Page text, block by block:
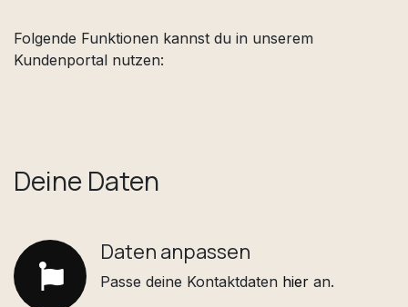
Folgende Funktionen kannst du in unserem
Kundenportal nutzen:
Deine Daten
Daten anpassen
Passe deine Kontaktdaten hier an.